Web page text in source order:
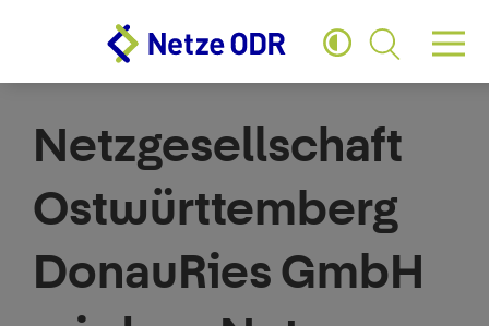
Zum Hauptinhalt springen Zum Footer springen
04.10.2021
Netzgesellschaft
Ostwürttemberg
DonauRies GmbH